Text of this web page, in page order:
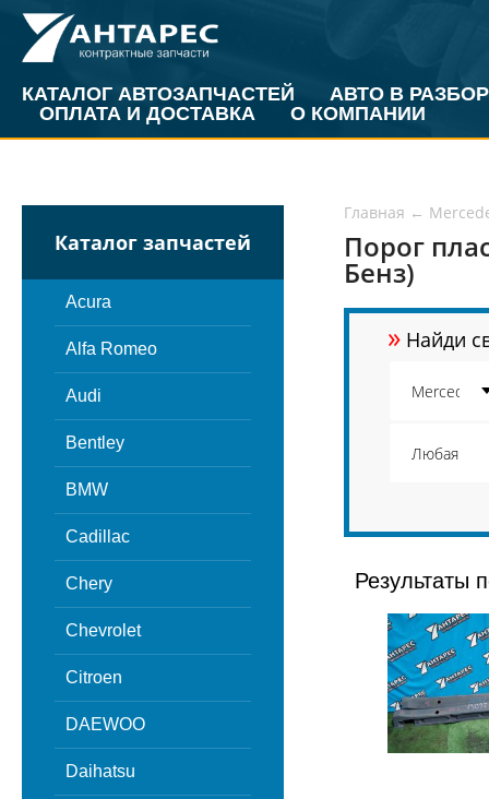
КАТАЛОГ АВТОЗАПЧАСТЕЙ
АВТО В РАЗБОР
ОПЛАТА И ДОСТАВКА
О КОМПАНИИ
Каталог запчастей
Acura
Alfa Romeo
Audi
Bentley
BMW
Cadillac
Chery
Chevrolet
Citroen
DAEWOO
Daihatsu
Главная ←
Порог
Бенз)
» Найди
Результаты